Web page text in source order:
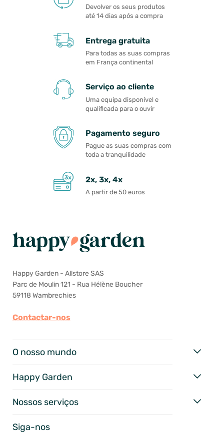
Devolver os seus produtos
até 14 dias após a compra
Entrega gratuita
Para todas as suas compras
em França continental
Serviço ao cliente
Uma equipa disponível e
qualificada para o ouvir
Pagamento seguro
Pague as suas compras com
toda a tranquilidade
2x, 3x, 4x
A partir de 50 euros
Happy Garden - Allstore SAS
Parc de Moulin 121 - Rua Hélène Boucher
59118 Wambrechies
Contactar-nos
O nosso mundo
Happy Garden
Nossos serviços
Siga-nos